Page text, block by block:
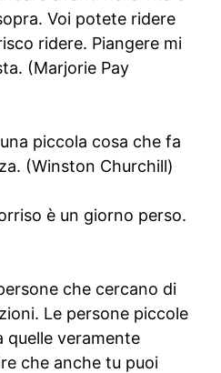
Voi potete ridere
ridere. Piangere mi
(Marjorie Pay
piccola cosa che fa
(Winston Churchill)
è un giorno perso.
che cercano di
Le persone piccole
quelle veramente
che anche tu puoi